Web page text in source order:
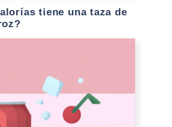
tiene una taza de